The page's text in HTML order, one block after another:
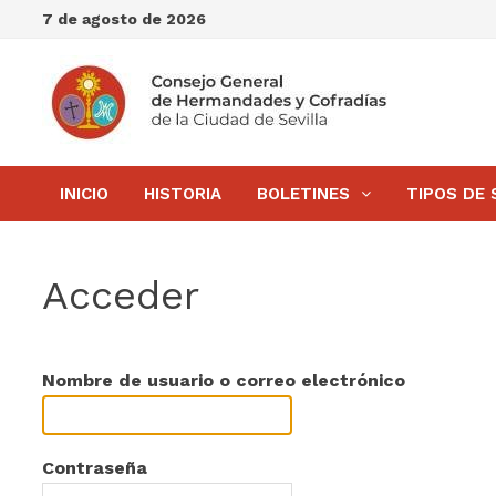
Saltar
contenido
7 de agosto de 2026
INICIO HISTORIA BOLETINES TIPOS DE
Acceder
Nombre de usuario o correo electrónico
Contraseña